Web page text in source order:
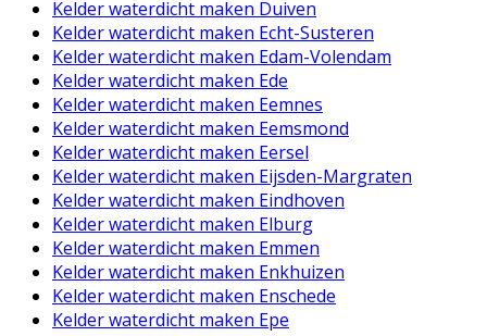
Kelder waterdicht maken Duiven
Kelder waterdicht maken Echt-Susteren
Kelder waterdicht maken Edam-Volendam
Kelder waterdicht maken Ede
Kelder waterdicht maken Eemnes
Kelder waterdicht maken Eemsmond
Kelder waterdicht maken Eersel
Kelder waterdicht maken Eijsden-Margraten
Kelder waterdicht maken Eindhoven
Kelder waterdicht maken Elburg
Kelder waterdicht maken Emmen
Kelder waterdicht maken Enkhuizen
Kelder waterdicht maken Enschede
Kelder waterdicht maken Epe